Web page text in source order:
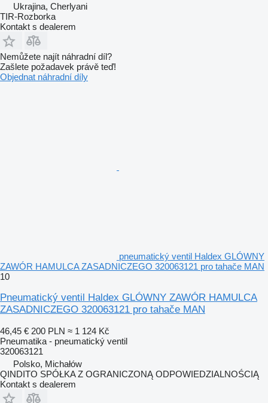
Ukrajina, Cherlyani
TIR-Rozborka
Kontakt s dealerem
Nemůžete najít náhradní díl?
Zašlete požadavek právě teď!
Objednat náhradní díly
pneumatický ventil Haldex GLÓWNY
ZAWÓR HAMULCA ZASADNICZEGO 320063121 pro tahače MAN
10
Pneumatický ventil Haldex GLÓWNY ZAWÓR HAMULCA
ZASADNICZEGO 320063121 pro tahače MAN
46,45 € 200 PLN ≈ 1 124 Kč
Pneumatika - pneumatický ventil
320063121
Polsko, Michałów
QINDITO SPÓŁKA Z OGRANICZONĄ ODPOWIEDZIALNOŚCIĄ
Kontakt s dealerem